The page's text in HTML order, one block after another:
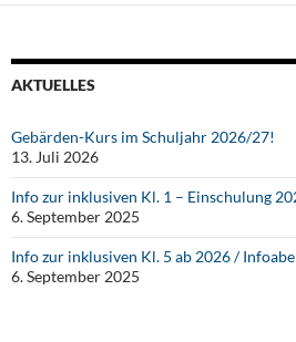
AKTUELLES
Gebärden-Kurs im Schuljahr 2026/27!
13. Juli 2026
Info zur inklusiven Kl. 1 – Einschulung
6. September 2025
Info zur inklusiven Kl. 5 ab 2026 /
6. September 2025